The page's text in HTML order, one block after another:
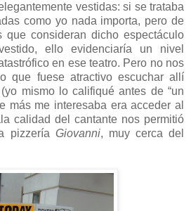
vestidas: si se trataba
como yo nada importa, pero de
que consideran dicho espectáculo
ello evidenciaría un nivel
en ese teatro. Pero no nos
que fuese atractivo escuchar allí
mismo lo califiqué antes de “un
más me interesaba era acceder al
calidad del cantante nos permitió
pizzería Giovanni, muy cerca del